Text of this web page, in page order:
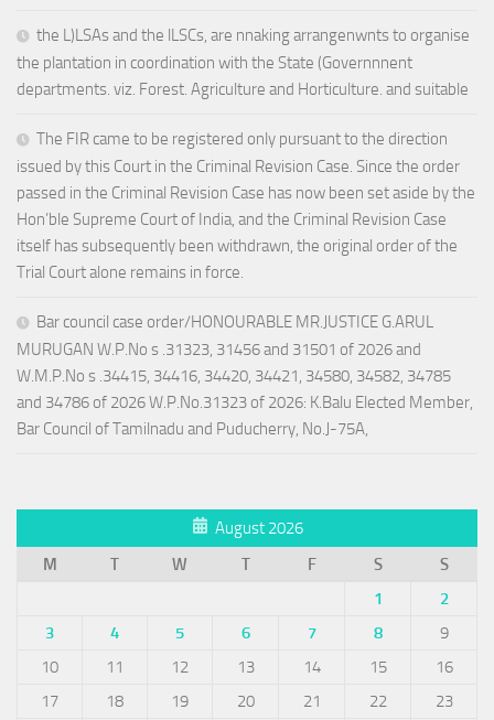
the L)LSAs and the lLSCs, are nnaking arrangenwnts to organise
the plantation in coordination with the State (Governnnent
departments. viz. Forest. Agriculture and Horticulture. and suitable
The FIR came to be registered only pursuant to the direction
issued by this Court in the Criminal Revision Case. Since the order
passed in the Criminal Revision Case has now been set aside by the
Hon’ble Supreme Court of India, and the Criminal Revision Case
itself has subsequently been withdrawn, the original order of the
Trial Court alone remains in force.
Bar council case order/HONOURABLE MR.JUSTICE G.ARUL
MURUGAN W.P.No s .31323, 31456 and 31501 of 2026 and
W.M.P.No s .34415, 34416, 34420, 34421, 34580, 34582, 34785
and 34786 of 2026 W.P.No.31323 of 2026: K.Balu Elected Member,
Bar Council of Tamilnadu and Puducherry, No.J-75A,
August 2026
M
T W T F S
S
1
2
3
4 5 6 7 8
9
10
11 12 13 14 15
16
17
18 19 20 21 22
23